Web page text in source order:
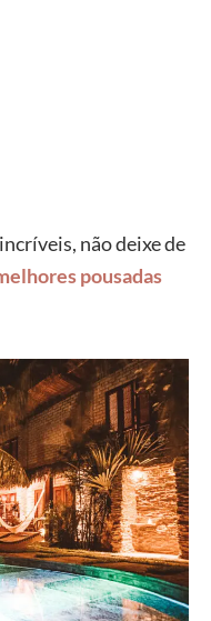
não deixe de
pousadas